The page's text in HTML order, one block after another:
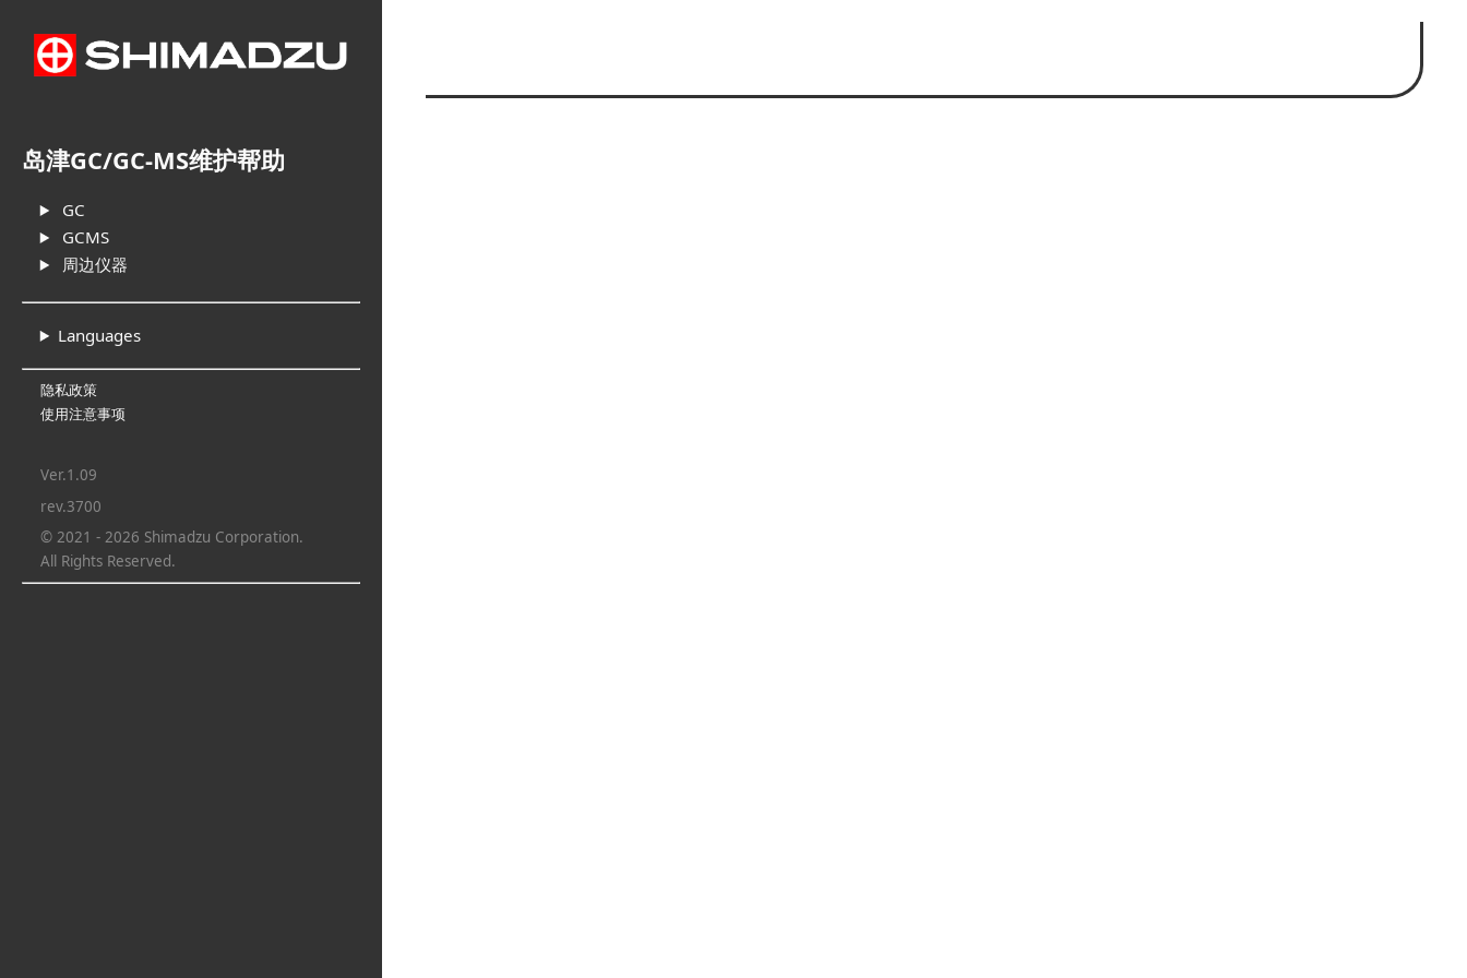
岛津GC/GC-MS维护帮助
GC
GCMS
周边仪器
Languages
隐私政策
使用注意事项
Ver.1.09
rev.3700
© 2021 - 2026 Shimadzu Corporation.
All Rights Reserved.